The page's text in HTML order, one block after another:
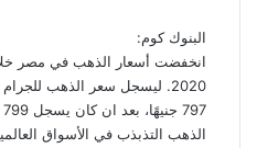
البنوك كوم:
الذهب التذبذب في الأسواق